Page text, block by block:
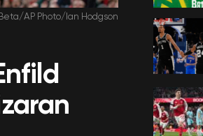
AP Photo/Ian Hodgson